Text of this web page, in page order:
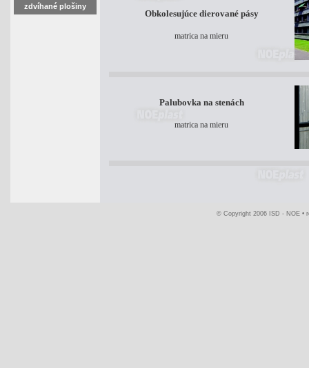
zdvíhané plošiny
Obkolesujúce dierované pásy
matrica na mieru
Palubovka na stenách
matrica na mieru
© Copyright 2006 ISD - NOE •